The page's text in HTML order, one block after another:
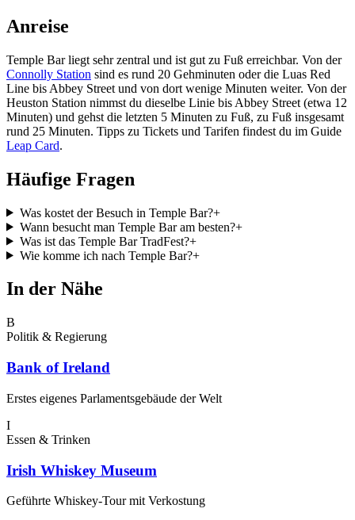
Anreise
Temple Bar liegt sehr zentral und ist gut zu Fuß erreichbar. Von der
Connolly Station sind es rund 20 Gehminuten oder die Luas Red
Line bis Abbey Street und von dort wenige Minuten weiter. Von der
Heuston Station nimmst du dieselbe Linie bis Abbey Street (etwa 12
Minuten) und gehst die letzten 5 Minuten zu Fuß, zu Fuß insgesamt
rund 25 Minuten. Tipps zu Tickets und Tarifen findest du im Guide
Leap Card.
Häufige Fragen
Was kostet der Besuch in Temple Bar?+
Wann besucht man Temple Bar am besten?+
Was ist das Temple Bar TradFest?+
Wie komme ich nach Temple Bar?+
In der Nähe
B
Politik & Regierung
Bank of Ireland
Erstes eigenes Parlamentsgebäude der Welt
I
Essen & Trinken
Irish Whiskey Museum
Geführte Whiskey-Tour mit Verkostung